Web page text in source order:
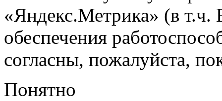
«Яндекс.Метрика» (в т.ч.
обеспечения
согласны, пожалуйста,
Понятно